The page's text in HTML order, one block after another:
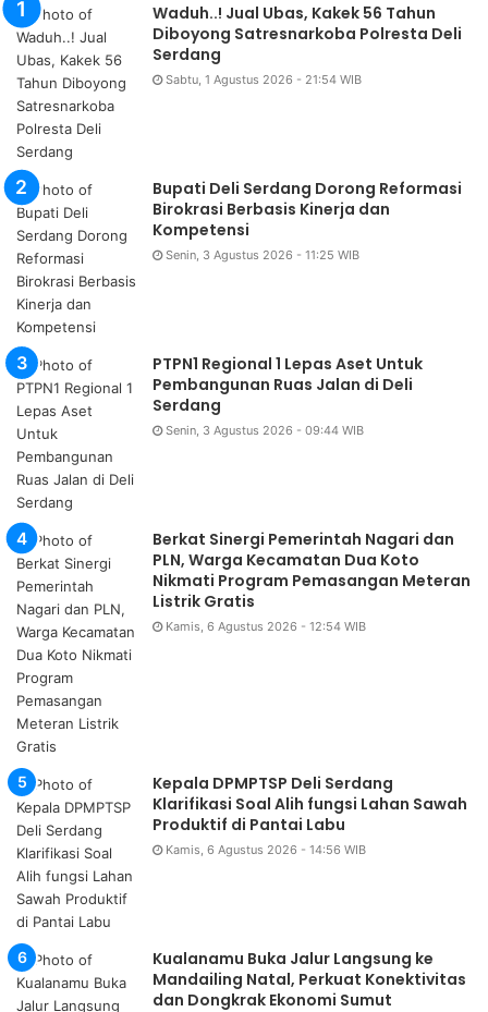
Waduh..! Jual Ubas, Kakek 56 Tahun
Diboyong Satresnarkoba Polresta Deli
Serdang
Sabtu, 1 Agustus 2026 - 21:54 WIB
Bupati Deli Serdang Dorong Reformasi
Birokrasi Berbasis Kinerja dan
Kompetensi
Senin, 3 Agustus 2026 - 11:25 WIB
PTPN1 Regional 1 Lepas Aset Untuk
Pembangunan Ruas Jalan di Deli
Serdang
Senin, 3 Agustus 2026 - 09:44 WIB
Berkat Sinergi Pemerintah Nagari dan
PLN, Warga Kecamatan Dua Koto
Nikmati Program Pemasangan Meteran
Listrik Gratis
Kamis, 6 Agustus 2026 - 12:54 WIB
Kepala DPMPTSP Deli Serdang
Klarifikasi Soal Alih fungsi Lahan Sawah
Produktif di Pantai Labu
Kamis, 6 Agustus 2026 - 14:56 WIB
Kualanamu Buka Jalur Langsung ke
Mandailing Natal, Perkuat Konektivitas
dan Dongkrak Ekonomi Sumut